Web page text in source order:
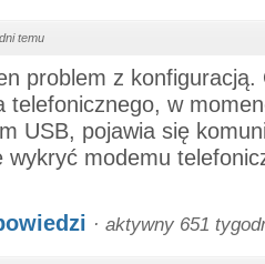
temu
problem z
telefonicznego, w
USB, pojawia się
wykryć modemu
· aktywny 651